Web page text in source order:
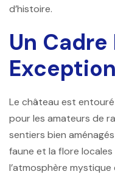
d’histoire.
Un
Le château est
pour les amateurs de
sentiers bien
faune et la flore
l’atmosphère mystique